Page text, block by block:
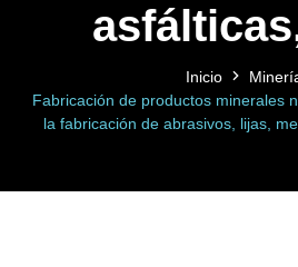
Inicio
Fabricación de productos minerales
la fabricación de abrasivos, lijas,